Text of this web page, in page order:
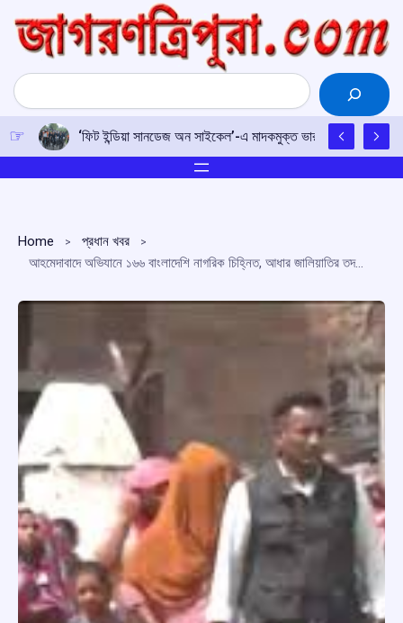
content
Search
‘ফিট ইন্ডিয়া সানডেজ অন সাইকেল’-এ মাদকমুক্ত ভারতের শপথ, নেতৃত্বে
Home
প্রধান খবর
আহমেদাবাদে অভিযানে ১৬৬ বাংলাদেশি নাগরিক চিহ্নিত, আধার জালিয়াতির তদন্তে গুজরাট পুলিশ